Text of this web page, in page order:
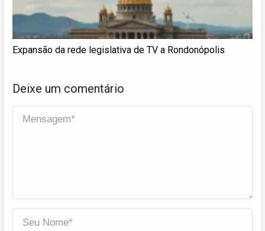
Expansão da rede legislativa de TV a Rondonópolis
Deixe um comentário